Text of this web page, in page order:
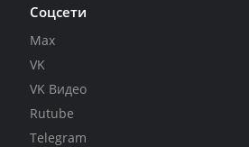
Соцсети
Max
VK
VK Видео
Rutube
Telegram